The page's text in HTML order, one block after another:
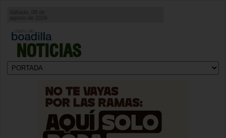
NOTICIAS
Sábado, 08 de
agosto de 2026